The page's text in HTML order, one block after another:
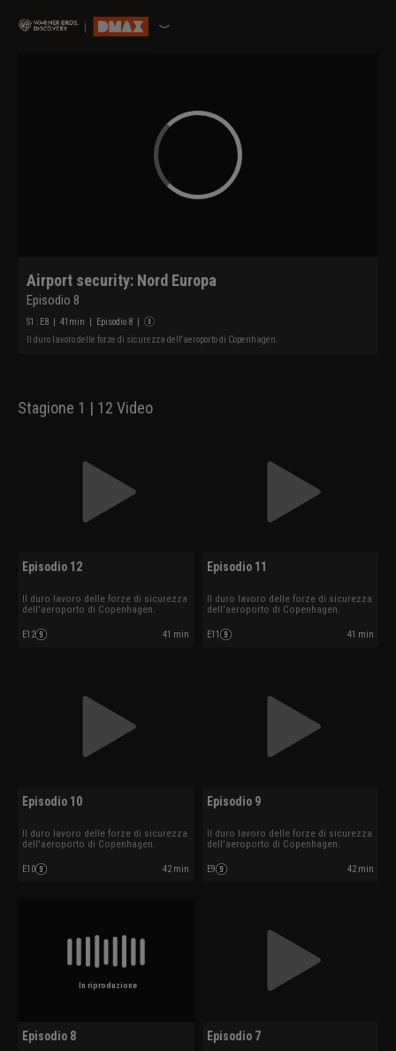
Airport security: Nord Europa
Episodio 8
S1 : E8 | 41 min | Episodio 8 |
Il duro lavoro delle forze di sicurezza dell'aeroporto di Copenhagen.
Stagione 1 | 12 Video
Episodio 12
Il duro lavoro delle forze di sicurezza
dell'aeroporto di Copenhagen.
E12 41 min
Episodio 11
Il duro lavoro delle forze di sicurezza
dell'aeroporto di Copenhagen.
E11 41 min
Episodio 10
Il duro lavoro delle forze di sicurezza
dell'aeroporto di Copenhagen.
E10 42 min
Episodio 9
Il duro lavoro delle forze di sicurezza
dell'aeroporto di Copenhagen.
E9 42 min
In riproduzione
Episodio 8 Episodio 7